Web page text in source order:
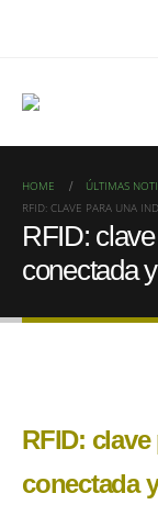
HOME ÚLTIMAS
RFID: CLAVE PARA UNA
RFID:
conectada
RFID:
conectada